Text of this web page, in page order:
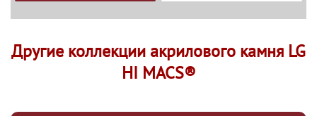
Другие коллекции акрилового камня LG
HI MACS®